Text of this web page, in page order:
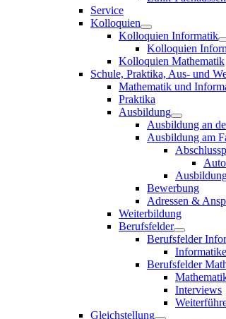
Service
Kolloquien
Kolloquien Informatik
Kolloquien
Kolloquien Mathematik
Schule, Praktika, Aus- und
Mathematik und
Praktika
Ausbildung
Ausbildung an
Ausbildung am
Bewerbung
Adressen &
Weiterbildung
Berufsfelder
Berufsfelder
Berufsfelder
Interviews
Gleichstellung